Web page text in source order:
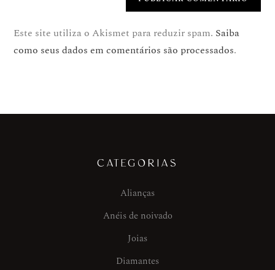
Este site utiliza o Akismet para reduzir spam. Saiba
como seus dados em comentários são processados.
CATEGORIAS
Alianças
Anéis de noivado
Joias
Diamantes